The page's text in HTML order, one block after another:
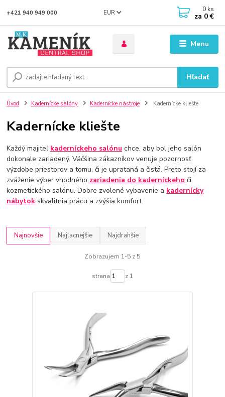
Menu
EUR
Hľadať
+421 940 949 000 0 ks
za 0 €
Úvod Kadernícke salóny Kadernícke nástroje Kadernícke kliešte
Kadernícke kliešte
Každý majiteľ kaderníckeho salónu chce, aby bol jeho salón
dokonale zariadený. Väčšina zákazníkov venuje pozornosť
výzdobe priestorov a tomu, či je uprataná a čistá. Preto stojí za
zváženie výber vhodného zariadenia do kaderníckeho či
kozmetického salónu. Dobre zvolené vybavenie a kadernícky
nábytok skvalitnia prácu a zvýšia komfort .
Najnovšie Najlacnejšie Najdrahšie
Zobrazujem 1-5 z 5
strana z 1